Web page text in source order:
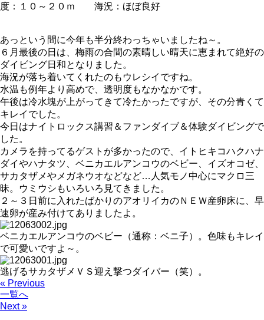
度：１０～２０ｍ 海況：ほぼ良好
あっという間に今年も半分終わっちゃいましたね～。
６月最後の日は、梅雨の合間の素晴しい晴天に恵まれて絶好の
ダイビング日和となりました。
海況が落ち着いてくれたのもウレシイですね。
水温も例年より高めで、透明度もなかなかです。
午後は冷水塊が上がってきて冷たかったですが、その分青くて
キレイでした。
今日はナイトロックス講習＆ファンダイブ＆体験ダイビングで
した。
カメラを持ってるゲストが多かったので、イトヒキコハクハナ
ダイやハナタツ、ベニカエルアンコウのベビー、イズオコゼ、
サカタザメやメガネウオなどなど…人気モノ中心にマクロ三
昧。ウミウシもいろいろ見てきました。
２～３日前に入れたばかりのアオリイカのＮＥＷ産卵床に、早
速卵が産み付けてありましたよ。
ベニカエルアンコウのベビー（通称：ベニ子）。色味もキレイ
で可愛いですよ～。
逃げるサカタザメＶＳ迎え撃つダイバー（笑）。
« Previous
一覧へ
Next »